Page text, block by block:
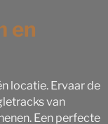
en
locatie. Ervaar de
van
Een perfecte